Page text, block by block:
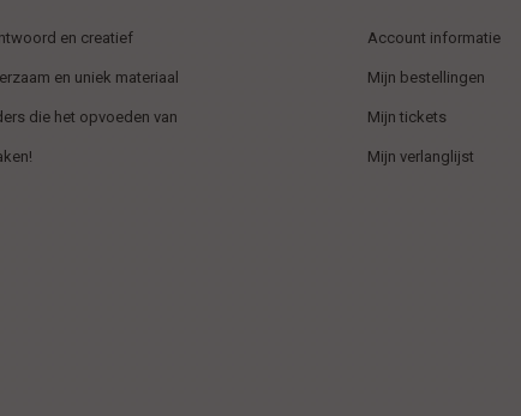
en creatief
en uniek materiaal
die het opvoeden van
Account informatie
Mijn bestellingen
Mijn tickets
Mijn verlanglijst